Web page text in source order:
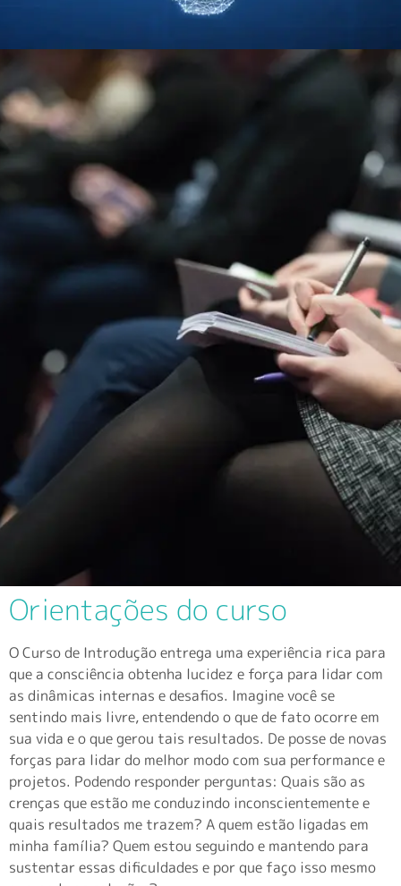
Orientações do curso
O Curso de Introdução entrega uma experiência rica para
que a consciência obtenha lucidez e força para lidar com
as dinâmicas internas e desafios. Imagine você se
sentindo mais livre, entendendo o que de fato ocorre em
sua vida e o que gerou tais resultados. De posse de novas
forças para lidar do melhor modo com sua performance e
projetos. Podendo responder perguntas: Quais são as
crenças que estão me conduzindo inconscientemente e
quais resultados me trazem? A quem estão ligadas em
minha família? Quem estou seguindo e mantendo para
sustentar essas dificuldades e por que faço isso mesmo